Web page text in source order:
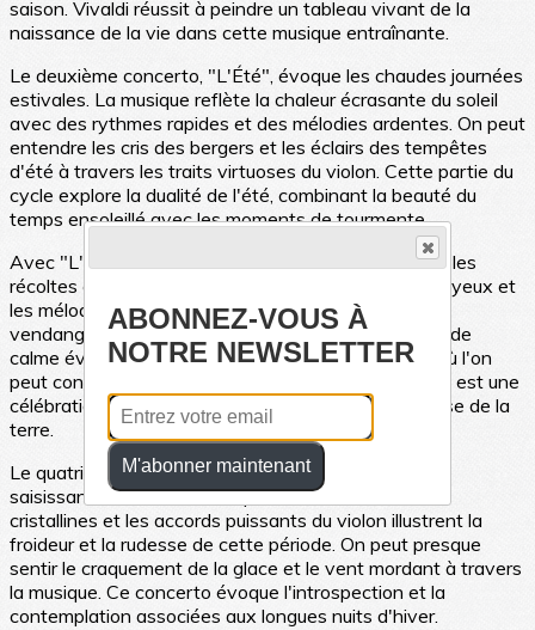
saison. Vivaldi réussit à peindre un tableau vivant de la
naissance de la vie dans cette musique entraînante.
Le deuxième concerto, "L'Été", évoque les chaudes journées
estivales. La musique reflète la chaleur écrasante du soleil
avec des rythmes rapides et des mélodies ardentes. On peut
entendre les cris des bergers et les éclairs des tempêtes
d'été à travers les traits virtuoses du violon. Cette partie du
cycle explore la dualité de l'été, combinant la beauté du
temps ensoleillé avec les moments de tourmente.
Avec "L'Automne", Vivaldi guide l'auditeur à travers les
récoltes et les festivités automnales. Les rythmes joyeux et
les mélodies entraînantes dépeignent la liesse des
vendanges et des danses populaires. Les moments de
calme évoquent les paisibles journées automnales où l'on
peut contempler la nature en transition. Ce concerto est une
célébration de l'abondance et de la récolte fructueuse de la
terre.
Le quatrième concerto, "L'Hiver", offre un contraste
saisissant avec les saisons précédentes. Les notes
cristallines et les accords puissants du violon illustrent la
froideur et la rudesse de cette période. On peut presque
sentir le craquement de la glace et le vent mordant à travers
la musique. Ce concerto évoque l'introspection et la
contemplation associées aux longues nuits d'hiver.
ABONNEZ-VOUS À
NOTRE NEWSLETTER
M'abonner maintenant